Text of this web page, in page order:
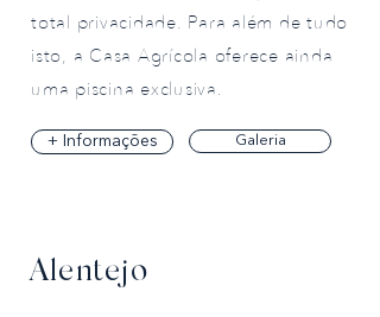
total privacidade. Para além de tudo
isto, a Casa Agrícola oferece ainda
uma piscina exclusiva.
+ Informações Galeria
Alentejo